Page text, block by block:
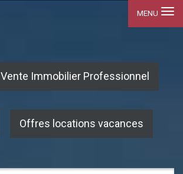
MENU
Vente Immobilier Professionnel
Offres locations vacances